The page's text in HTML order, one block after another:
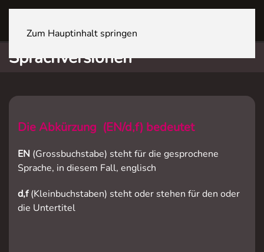
Zum Hauptinhalt springen
Sprachversionen
Die Abkürzung (EN/d,f) bedeutet
EN (Grossbuchstabe) steht für die gesprochene
Sprache, in diesem Fall, englisch
d,f(Kleinbuchstaben) steht oder stehen für den oder
die Untertitel